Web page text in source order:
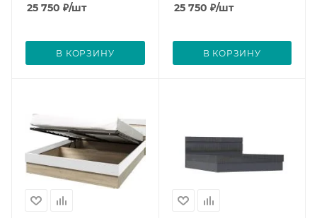
25 750 ₽/шт
В КОРЗИНУ
25 750 ₽/шт
В КОРЗИНУ